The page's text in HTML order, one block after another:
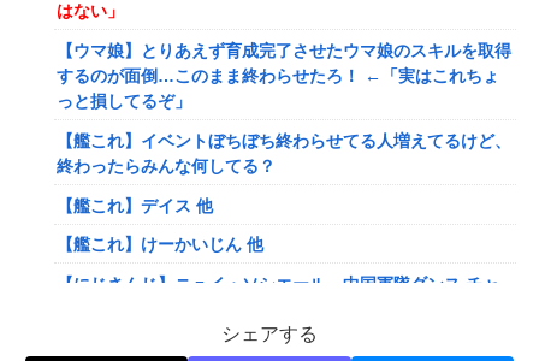
はない」
【ウマ娘】とりあえず育成完了させたウマ娘のスキルを取得
するのが面倒…このまま終わらせたろ！ ←「実はこれちょ
っと損してるぞ」
【艦これ】イベントぼちぼち終わらせてる人増えてるけど、
終わったらみんな何してる？
【艦これ】デイス 他
【艦これ】けーかいじん 他
【にじさんじ】ニュイ・ソシエール、中国軍隊ダンス チャ
【にじさんじ】ひゃくまんてんばらサロメちゃんおまんが
シェアする